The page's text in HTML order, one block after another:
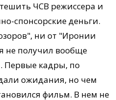
ЧСВ режиссера и
спонсорские деньги.
ни от "Иронии
не получил вообще
Первые кадры, по
ожидания, но чем
фильм. В нем не